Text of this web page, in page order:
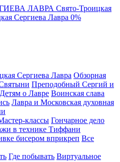
Свято-Троицкая
Сергиева Лавра 0%
Сергиева Лавра Обзорная
Преподобный Сергий и
Детям о Лавре Воинская слава
Лавра и Московская духовная
классы Гончарное дело
в технике Тиффани
бисером вприкреп Все
Где побывать Виртуальное